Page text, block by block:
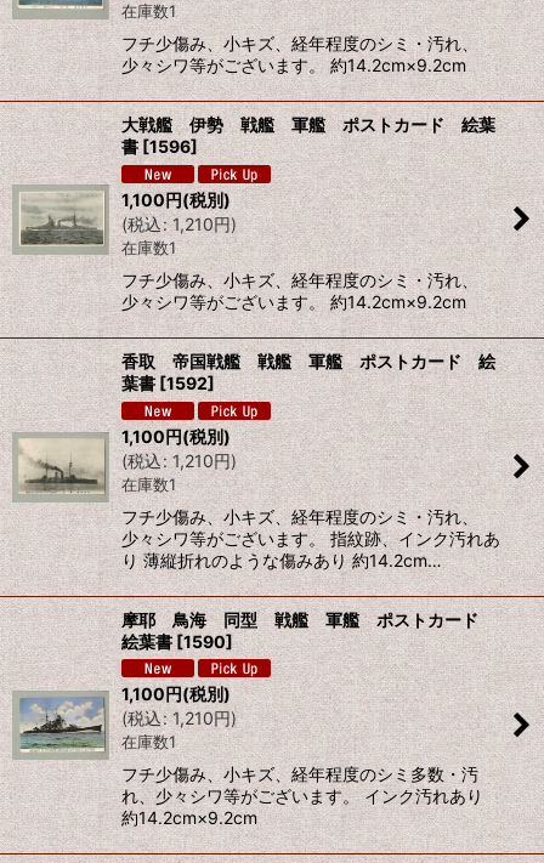
在庫数1
フチ少傷み、小キズ、経年程度のシミ・汚れ、
少々シワ等がございます。 約14.2cm×9.2cm
大戦艦 伊勢 戦艦 軍艦 ポストカード 絵葉
書 [1596]
1,100円(税別)
(税込: 1,210円)
在庫数1
フチ少傷み、小キズ、経年程度のシミ・汚れ、
少々シワ等がございます。 約14.2cm×9.2cm
香取 帝国戦艦 戦艦 軍艦 ポストカード 絵
葉書 [1592]
1,100円(税別)
(税込: 1,210円)
在庫数1
フチ少傷み、小キズ、経年程度のシミ・汚れ、
少々シワ等がございます。 指紋跡、インク汚れあ
り 薄縦折れのような傷みあり 約14.2cm…
摩耶 鳥海 同型 戦艦 軍艦 ポストカード
絵葉書 [1590]
1,100円(税別)
(税込: 1,210円)
在庫数1
フチ少傷み、小キズ、経年程度のシミ多数・汚
れ、少々シワ等がございます。 インク汚れあり
約14.2cm×9.2cm